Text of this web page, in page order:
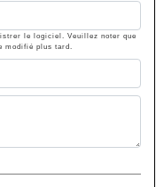
le logiciel. Veuillez noter que
modifié plus tard.